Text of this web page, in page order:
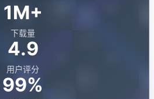
1M+
下载量
4.9
用户评分
99%